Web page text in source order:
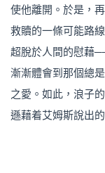
使他離開。於是，
救贖的一條可能路
超脫於人間的慰藉
漸漸體會到那個總
之愛。如此，浪子
遜藉着艾姆斯說出